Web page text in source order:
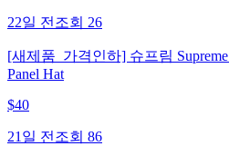
22일 전 조회 26
[새제품_가격인하] 슈프림 Supreme
Panel Hat
$40
21일 전 조회 86